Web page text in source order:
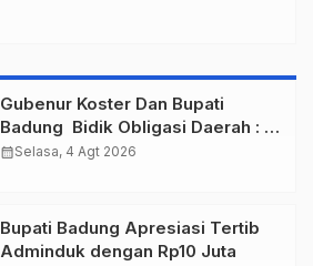
Gubenur Koster Dan Bupati
Badung Bidik Obligasi Daerah :
Gaspol Bangun Infrastruktur
calendar_monthSelasa, 4 Agt 2026
Bupati Badung Apresiasi Tertib
Adminduk dengan Rp10 Juta